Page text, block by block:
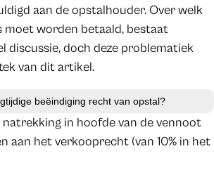
aan de opstalhouder. Over welk
moet worden betaald, bestaat
discussie, doch deze problematiek
van dit artikel.
beëindiging recht van opstal?
natrekking in hoofde van de vennoot
aan het verkooprecht (van 10% in het